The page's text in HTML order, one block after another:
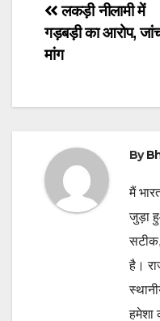
Post
navigation
लकड़ी नीलामी में
गड़बड़ी का आरोप,
मांग
By
मैं
जुड़ा
सटीक,
है।
हमेशा